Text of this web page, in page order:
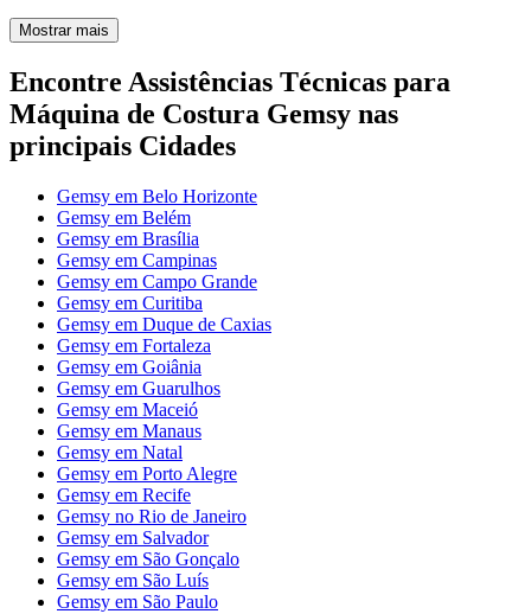
Mostrar mais
Encontre Assistências Técnicas para
Máquina de Costura Gemsy nas
principais Cidades
Gemsy em Belo Horizonte
Gemsy em Belém
Gemsy em Brasília
Gemsy em Campinas
Gemsy em Campo Grande
Gemsy em Curitiba
Gemsy em Duque de Caxias
Gemsy em Fortaleza
Gemsy em Goiânia
Gemsy em Guarulhos
Gemsy em Maceió
Gemsy em Manaus
Gemsy em Natal
Gemsy em Porto Alegre
Gemsy em Recife
Gemsy no Rio de Janeiro
Gemsy em Salvador
Gemsy em São Gonçalo
Gemsy em São Luís
Gemsy em São Paulo